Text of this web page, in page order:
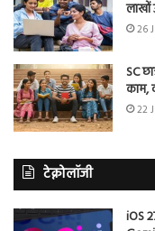
लाखों
26
SC
काम,
22
टेक्नोलॉजी
iOS